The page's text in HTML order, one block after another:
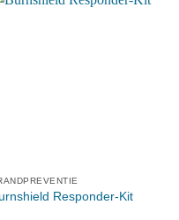
Responder-Kit